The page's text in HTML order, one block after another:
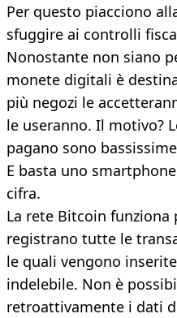
Per questo piacciono
sfuggire ai controlli
Nonostante non siano
monete digitali è
più negozi le
le useranno. Il motivo?
pagano sono
E basta uno
cifra.
La rete Bitcoin
registrano tutte le
le quali vengono
indelebile. Non è
retroattivamente i dati